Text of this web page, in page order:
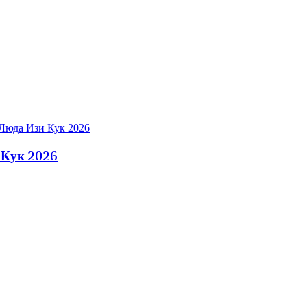
Кук 2026